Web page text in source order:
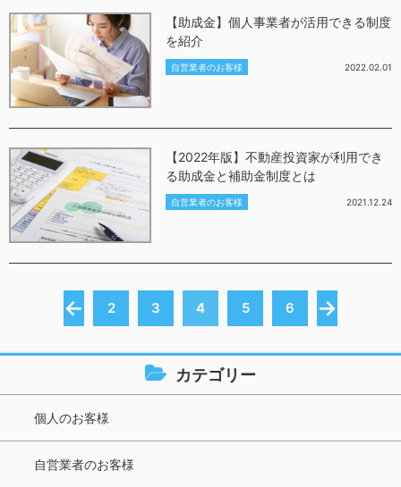
【助成金】個人事業者が活用できる制度
を紹介
自営業者のお客様 2022.02.01
【2022年版】不動産投資家が利用でき
る助成金と補助金制度とは
自営業者のお客様 2021.12.24
← 2 3 4 5 6 →
カテゴリー
個人のお客様
自営業者のお客様